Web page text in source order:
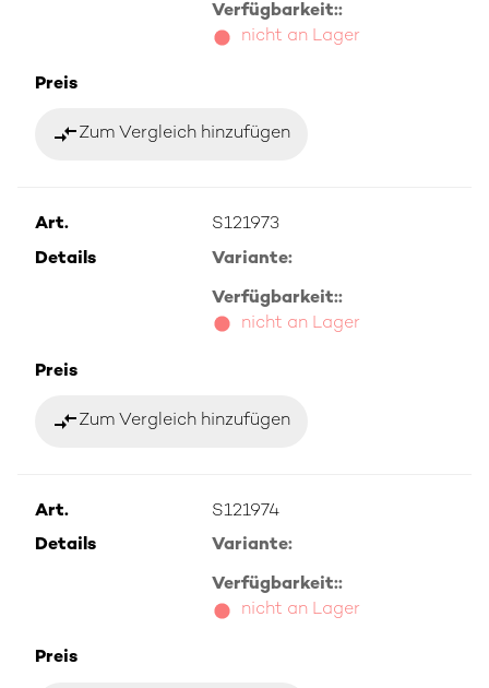
Verfügbarkeit::
nicht an Lager
Preis
compare_arrowsZum Vergleich hinzufügen
Art.
S121973
Details
Variante:
Verfügbarkeit::
nicht an Lager
Preis
compare_arrowsZum Vergleich hinzufügen
Art.
S121974
Details
Variante:
Verfügbarkeit::
nicht an Lager
Preis